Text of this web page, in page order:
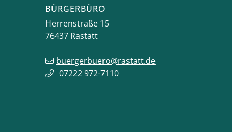
BÜRGERBÜRO
Herrenstraße 15
76437 Rastatt
buergerbuero@rastatt.de
07222 972-7110